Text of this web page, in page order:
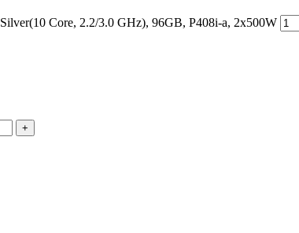
Core, 2.2/3.0 GHz), 96GB, P408i-a, 2x500W
+